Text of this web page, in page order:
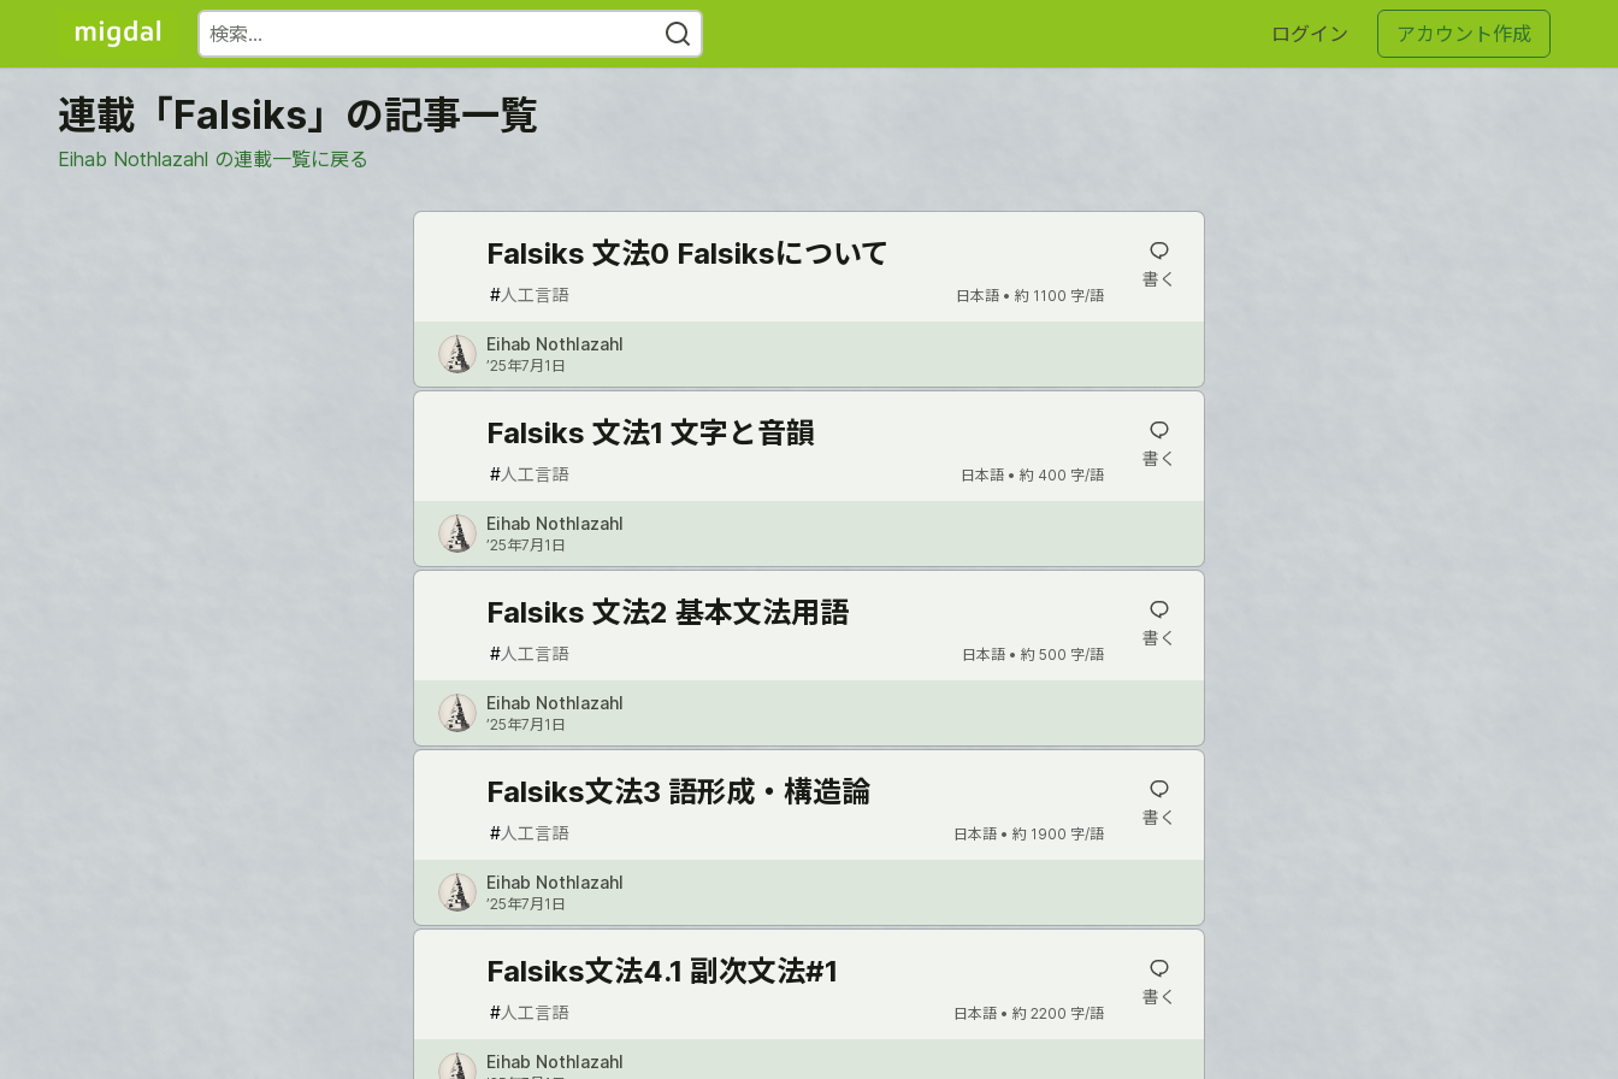
ログイン アカウント作成
連載「Falsiks」の記事一覧
Eihab Nothlazahl の連載一覧に戻る
Falsiks 文法0 Falsiksについて
#人工言語 日本語 • 約 1100 字/語
書く
Eihab Nothlazahl
’25年7月1日
Falsiks 文法1 文字と音韻
#人工言語 日本語 • 約 400 字/語
書く
Eihab Nothlazahl
’25年7月1日
Falsiks 文法2 基本文法用語
#人工言語 日本語 • 約 500 字/語
書く
Eihab Nothlazahl
’25年7月1日
Falsiks文法3 語形成・構造論
#人工言語 日本語 • 約 1900 字/語
書く
Eihab Nothlazahl
’25年7月1日
Falsiks文法4.1 副次文法#1
#人工言語 日本語 • 約 2200 字/語
書く
Eihab Nothlazahl